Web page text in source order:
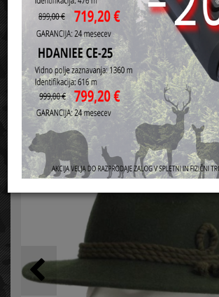
Domov Lovstvo Pokrivala Klobuki